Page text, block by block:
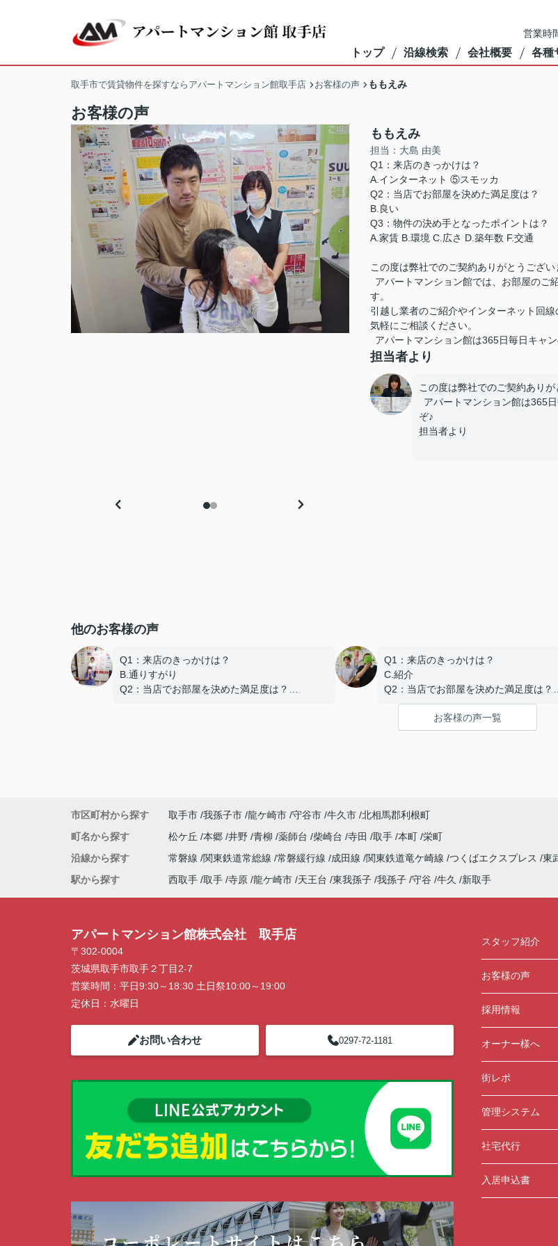
営業時
トップ 沿線検索 会社概要 各種
取手市で賃貸物件を探すならアパートマンション館取手店 お客様の声 ももえみ
お客様の声
ももえみ
担当：大島 由美
Q1：来店のきっかけは？
A.インターネット ⑤スモッカ
Q2：当店でお部屋を決めた満足度は？
B.良い
Q3：物件の決め手となったポイントは？
A.家賃 B.環境 C.広さ D.築年数 F.交通
この度は弊社でのご契約ありがとうござい
アパートマンション館では、お部屋のご
す。
引越し業者のご紹介やインターネット回
気軽にご相談ください。
アパートマンション館は365日毎日キャ
担当者より
この度は弊社でのご契約ありが
アパートマンション館は365
ぞ♪
担当者より
他のお客様の声
Q1：来店のきっかけは？
B.通りすがり
Q2：当店でお部屋を決めた満足度は？
た！
アパートマンション館では、お部屋のご紹介だ
頂いております。
引越し業者のご紹介やインターネット回線のご
ン開催中！ お問い合わせは 0297(72)1181ま
でどうぞ♪
Q1：来店のきっかけは？
C.紹介
Q2：当店でお部屋を決めた満足度は？
A.とても良い
Q3：物件の決め手となったポイントは？
B.環境
頂いております。
引越し業者のご紹介やインターネット回
したら、どうぞお気軽にご相談くださ
アパートマンション館は365日毎日キ
お客様の声一覧
市区町村から探す 取手市 我孫子市 龍ケ崎市 守谷市 牛久市 北相馬郡利根町
町名から探す
松ケ丘 本郷 井野 青柳 薬師台 柴崎台 寺田 取手 本町 栄町
沿線から探す
常磐線 関東鉄道常総線 常磐緩行線 成田線 関東鉄道竜ケ崎線 つくばエクスプレス
東
駅から探す
西取手 取手 寺原 龍ケ崎市 天王台 東我孫子 我孫子 守谷 牛久 新取手
アパートマンション館株式会社 取手店
〒302-0004
茨城県取手市取手２丁目2-7
営業時間： 平日9:30～18:30 土日祭10:00～19:00
定休日： 水曜日
お問い合わせ 0297-72-1181
スタッフ紹介
お客様の声
採用情報
オーナー様へ
街レポ
管理システム
社宅代行
入居申込書